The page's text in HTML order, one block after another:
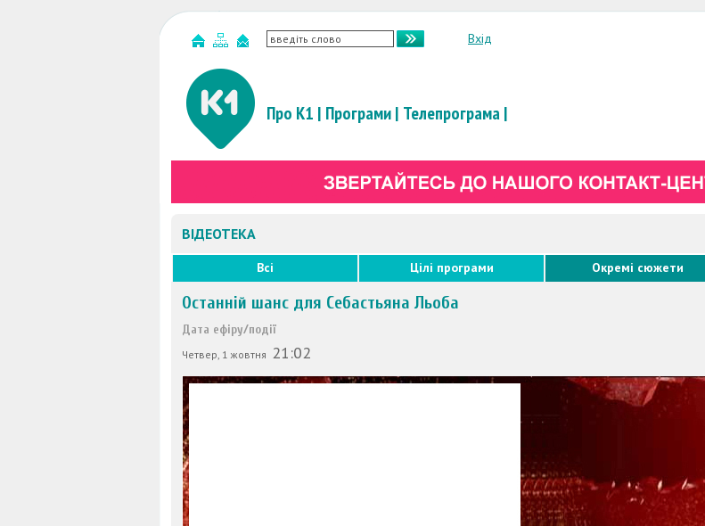
Вхід
Про К1 | Програми| Телепрограма|
ВІДЕОТЕКА
Всі Цілі програми Окремі сюжети
Останній шанс для Себастьяна Льоба
Дата ефіру/події
Четвер, 1 жовтня 21:02